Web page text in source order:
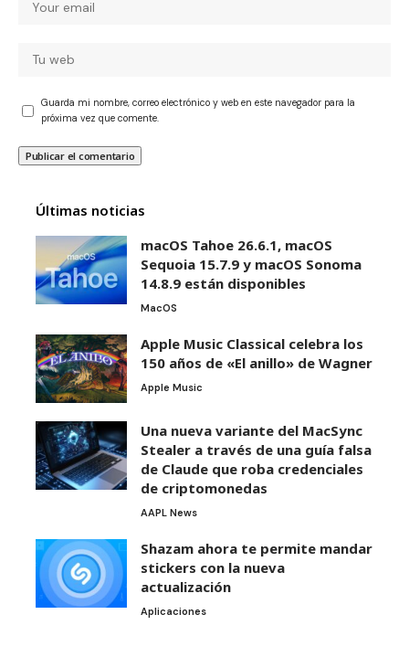
Guarda mi nombre, correo electrónico y web en este navegador para la
próxima vez que comente.
Últimas noticias
macOS Tahoe 26.6.1, macOS
Sequoia 15.7.9 y macOS Sonoma
14.8.9 están disponibles
MacOS
Apple Music Classical celebra los
150 años de «El anillo» de Wagner
Apple Music
Una nueva variante del MacSync
Stealer a través de una guía falsa
de Claude que roba credenciales
de criptomonedas
AAPL News
Shazam ahora te permite mandar
stickers con la nueva
actualización
Aplicaciones